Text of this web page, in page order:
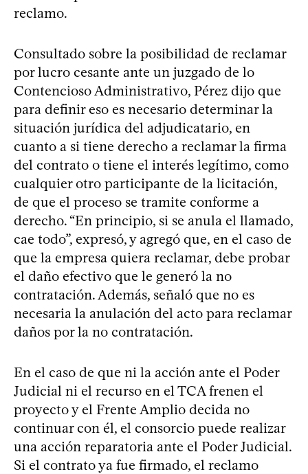
reclamo.
Consultado sobre la posibilidad de reclamar
por lucro cesante ante un juzgado de lo
Contencioso Administrativo, Pérez dijo que
para definir eso es necesario determinar la
situación jurídica del adjudicatario, en
cuanto a si tiene derecho a reclamar la firma
del contrato o tiene el interés legítimo, como
cualquier otro participante de la licitación,
de que el proceso se tramite conforme a
derecho. “En principio, si se anula el llamado,
cae todo”, expresó, y agregó que, en el caso de
que la empresa quiera reclamar, debe probar
el daño efectivo que le generó la no
contratación. Además, señaló que no es
necesaria la anulación del acto para reclamar
daños por la no contratación.
En el caso de que ni la acción ante el Poder
Judicial ni el recurso en el TCA frenen el
proyecto y el Frente Amplio decida no
continuar con él, el consorcio puede realizar
una acción reparatoria ante el Poder Judicial.
Si el contrato ya fue firmado, el reclamo